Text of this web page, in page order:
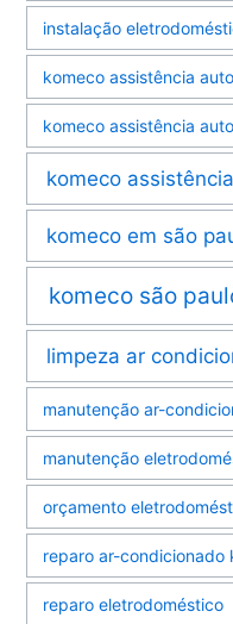
instalação
komeco assistência
komeco assistência
komeco
komeco em são
komeco são
limpeza ar
manutenção ar-
manutenção
orçamento
reparo ar-condicionado
reparo eletrodoméstico